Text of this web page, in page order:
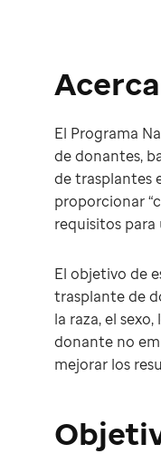
El Programa
de donantes,
de trasplantes
proporcionar
requisitos
El objetivo de
trasplante de
la raza, el
donante no
mejorar los